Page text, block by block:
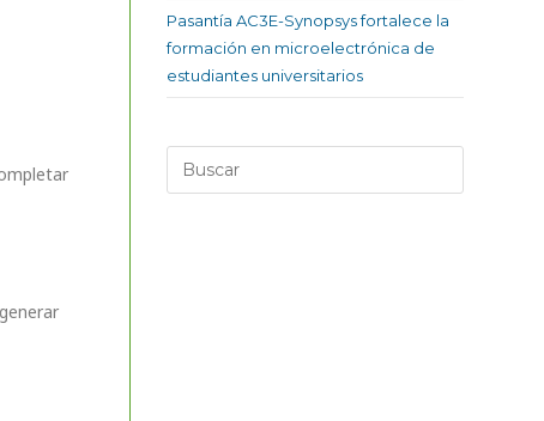
Pasantía AC3E-Synopsys fortalece la
formación en microelectrónica de
estudiantes universitarios